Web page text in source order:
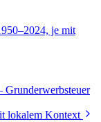
je mit
lokalem Kontext